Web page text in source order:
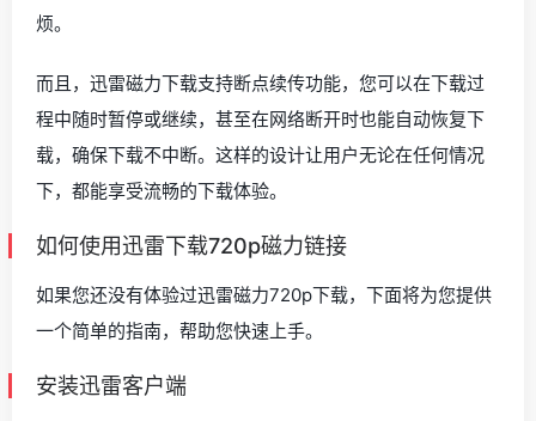
烦。
而且，迅雷磁力下载支持断点续传功能，您可以在下载过
程中随时暂停或继续，甚至在网络断开时也能自动恢复下
载，确保下载不中断。这样的设计让用户无论在任何情况
下，都能享受流畅的下载体验。
如何使用迅雷下载720p磁力链接
如果您还没有体验过迅雷磁力720p下载，下面将为您提供
一个简单的指南，帮助您快速上手。
安装迅雷客户端